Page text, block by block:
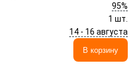
95%
1 шт.
14 - 16 августа
В корзину